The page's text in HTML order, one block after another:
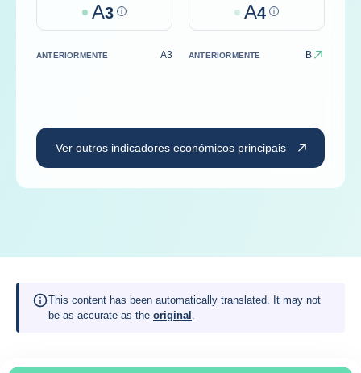
A3 Help A4 Help
ANTERIORMENTE A3 ANTERIORMENTE B
Ver outros indicadores económicos principais
This content has been automatically translated. It may not
be as accurate as the original .